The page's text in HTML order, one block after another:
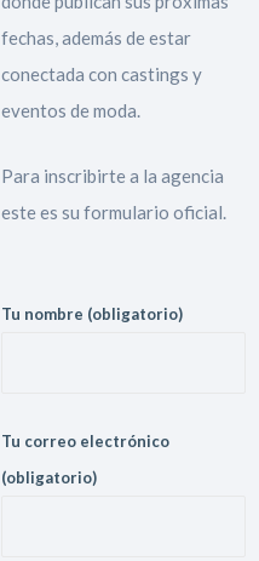
fechas, además de estar
conectada con castings y
eventos de moda.
Para inscribirte a la agencia
este es su formulario oficial.
Tu nombre (obligatorio)
Tu correo electrónico
(obligatorio)